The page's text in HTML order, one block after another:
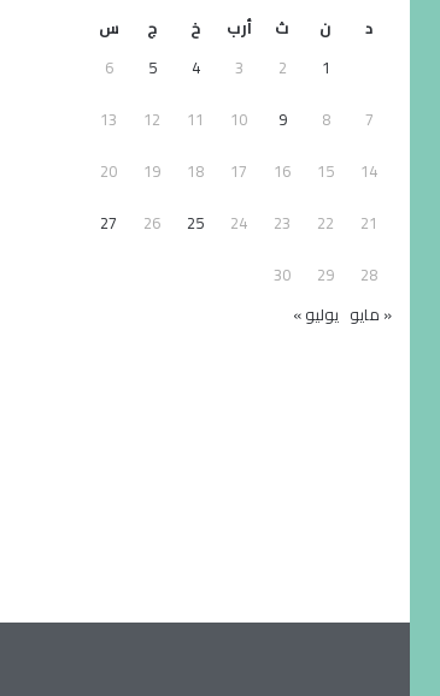
د
ن ث أرب خ ج
س
1
2
3
4
5
6
7
8
9
10
11
12
13
14
15
16
17
18
19
20
21
22
23
24
25
26
27
28
29
30
« مايو يوليو »